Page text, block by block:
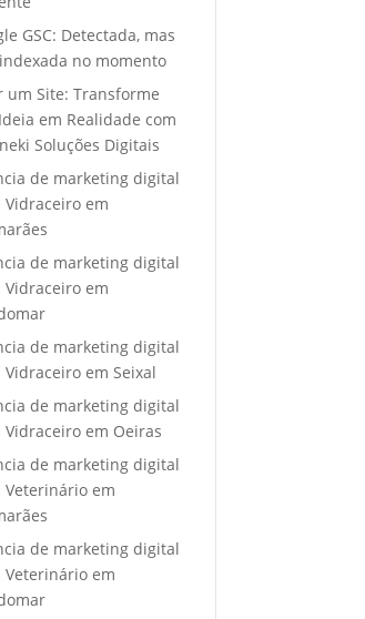
GSC: Detectada, mas
no momento
um Site: Transforme
em Realidade com
Soluções Digitais
de marketing digital
Vidraceiro em
de marketing digital
Vidraceiro em
de marketing digital
Vidraceiro em Seixal
de marketing digital
Vidraceiro em Oeiras
de marketing digital
Veterinário em
de marketing digital
Veterinário em